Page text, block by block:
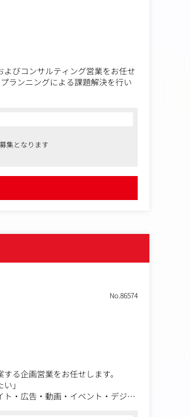
びコンサルティング営業をお任せ
ランニングによる課題解決を行い
に向き合うことにやりがいを感じ
イナミズムを味わうことができま
集となります
No.86574
る企画営業をお任せします。
」
・広告・動画・イベント・デジタ